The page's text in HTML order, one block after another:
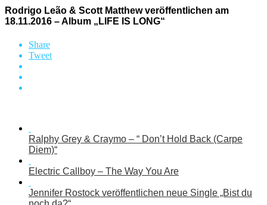
Rodrigo Leão & Scott Matthew veröffentlichen am
18.11.2016 – Album „LIFE IS LONG“
Share
Tweet
Ralphy Grey & Craymo – “ Don’t Hold Back (Carpe
Diem)“
Electric Callboy – The Way You Are
Jennifer Rostock veröffentlichen neue Single „Bist du